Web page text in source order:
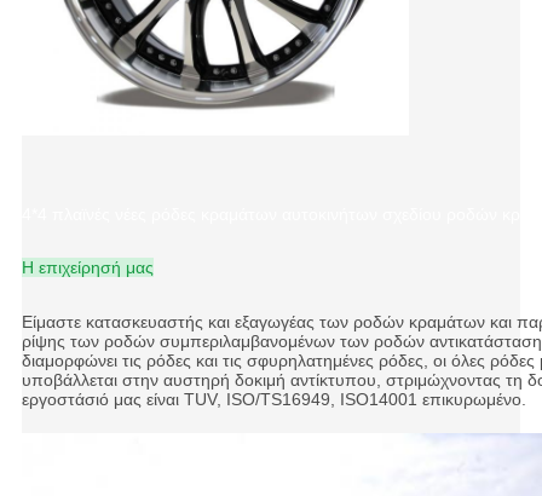
Η επιχείρησή μας
Είμαστε κατασκευαστής και εξαγωγέας των ροδών κραμάτων και
ρίψης των ροδών συμπεριλαμβανομένων των ροδών
διαμορφώνει τις ρόδες και τις σφυρηλατημένες ρόδες, οι όλες
υποβάλλεται στην αυστηρή δοκιμή αντίκτυπου, στριμώχνοντας τη
εργοστάσιό μας είναι TUV, ISO/TS16949, ISO14001 επικυρωμένο.